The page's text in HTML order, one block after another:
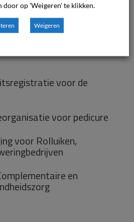
Verhuizers
voor de
voor pedicure
voor Rolluiken,
en
door op 'Weigeren' te klikken.
Weigeren